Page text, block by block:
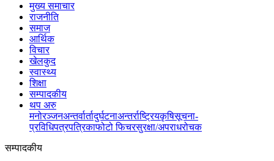
मुख्य समाचार
राजनीति
समाज
आर्थिक
विचार
खेलकुद
स्वास्थ्य
शिक्षा
सम्पादकीय
थप अरु
मनोरञ्जनअन्तर्वार्तादुर्घटनाअन्तर्राष्ट्रियकृषिसूचना-
प्रविधिपत्रपत्रिकाफोटो फिचरसुरक्षा/अपराधरोचक
सम्पादकीय